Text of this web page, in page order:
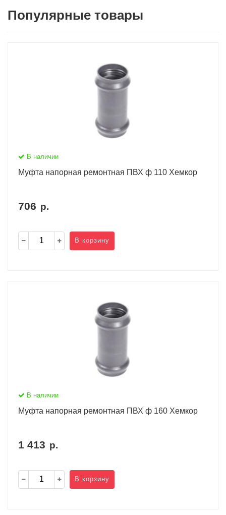
Популярные товары
В наличии
Муфта напорная ремонтная ПВХ ф 110 Хемкор
706 р.
В корзину
В наличии
Муфта напорная ремонтная ПВХ ф 160 Хемкор
1 413 р.
В корзину